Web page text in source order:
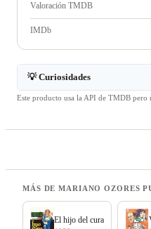
Valoración TMDB
IMDb
💡 Curiosidades
Este producto usa la API de TMDB
MÁS DE MARIANO OZORES
El hijo del cura